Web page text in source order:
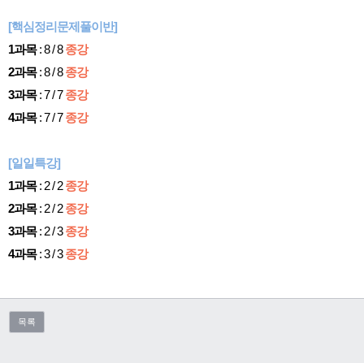
[핵심정리문제풀이반]
1과목: 8 / 8종강
2과목: 8 / 8종강
3과목: 7 / 7종강
4과목: 7 / 7종강
[일일특강]
1과목: 2 / 2종강
2과목: 2 / 2종강
3과목: 2 / 3종강
4과목: 3 / 3종강
목록